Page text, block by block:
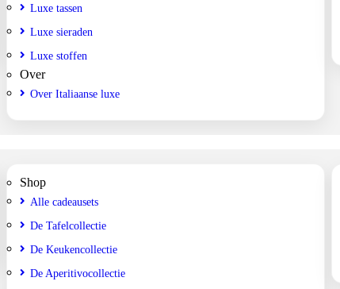
Luxe tassen
Luxe sieraden
Luxe stoffen
Over
Over Italiaanse luxe
Shop
Alle cadeausets
De Tafelcollectie
De Keukencollectie
De Aperitivocollectie